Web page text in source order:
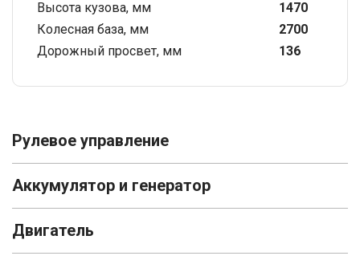
Высота кузова, мм
1470
Колесная база, мм
2700
Дорожный просвет, мм
136
Рулевое управление
Аккумулятор и генератор
Двигатель